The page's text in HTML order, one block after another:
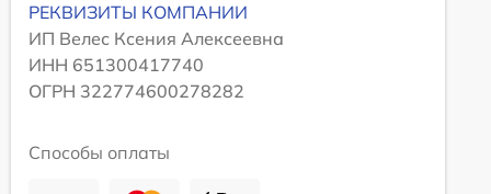
РЕКВИЗИТЫ КОМПАНИИ
ИП Велес Ксения Алексеевна
ИНН 651300417740
ОГРН 322774600278282
Способы оплаты